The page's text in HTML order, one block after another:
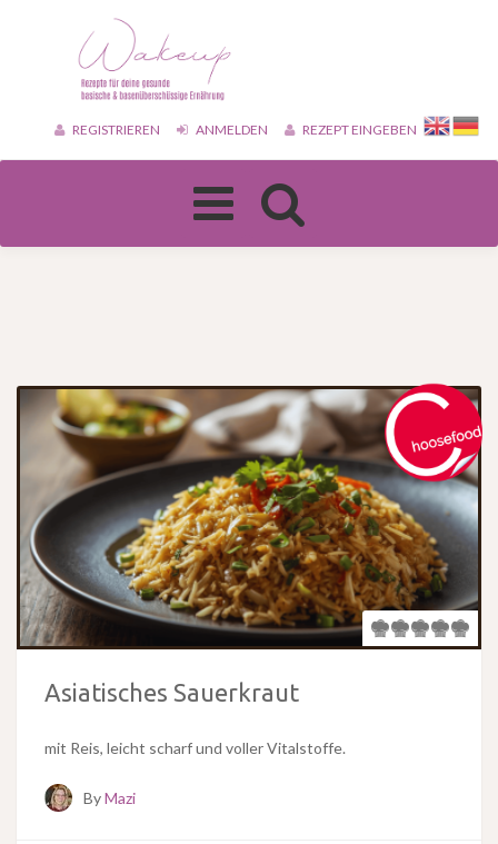
REGISTRIEREN ANMELDEN REZEPT EINGEBEN
Toggle
navigation
Asiatisches Sauerkraut
mit Reis, leicht scharf und voller Vitalstoffe.
ByMazi